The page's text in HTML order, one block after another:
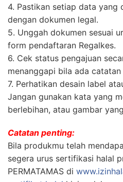
4. Pastikan setiap data yang
dengan dokumen legal.
5. Unggah dokumen sesuai
form pendaftaran Regalkes.
6. Cek status pengajuan
menanggapi bila ada catatan
7. Perhatikan desain label
Jangan gunakan kata yang
berlebihan, atau gambar
Catatan penting:
Bila produkmu telah
segera urus sertifikasi halal
PERMATAMAS di